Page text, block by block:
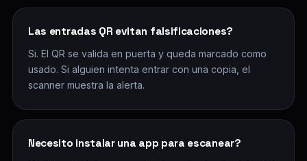
Las entradas QR evitan falsificaciones?
Si. El QR se valida en puerta y queda marcado como
usado. Si alguien intenta entrar con una copia, el
scanner muestra la alerta.
Necesito instalar una app para escanear?